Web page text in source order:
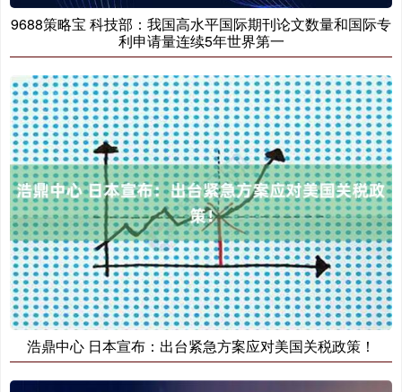
9688策略宝 科技部：我国高水平国际期刊论文数量和国际专
利申请量连续5年世界第一
浩鼎中心 日本宣布：出台紧急方案应对美国关税政策！